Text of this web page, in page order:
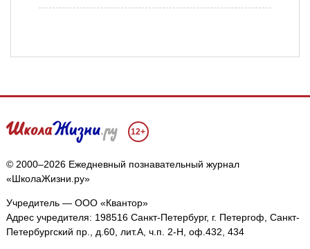
12+
© 2000–2026 Ежедневный познавательный журнал
«ШколаЖизни.ру»
Учредитель — ООО «Квантор»
Адрес учредителя: 198516 Санкт-Петербург, г. Петергоф, Санкт-
Петербургский пр., д.60, лит.А, ч.п. 2-Н, оф.432, 434